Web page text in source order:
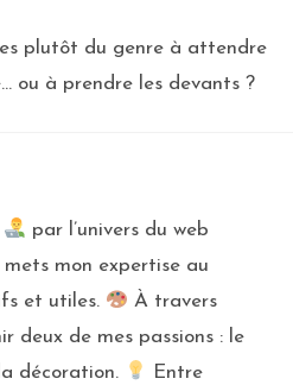
plutôt du genre à attendre
ou à prendre les devants ?
par l’univers du web
mets mon expertise au
et utiles.
À travers
deux de mes passions : le
décoration.
Entre